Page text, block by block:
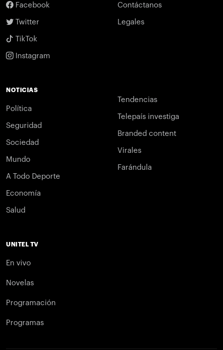
Facebook
Twitter
TikTok
Instagram
Contáctanos
Legales
NOTICIAS
Política
Seguridad
Sociedad
Mundo
A Todo Deporte
Economía
Salud
Tendencias
Telepaís investiga
Branded content
Virales
Farándula
UNITEL TV
En vivo
Novelas
Programación
Programas